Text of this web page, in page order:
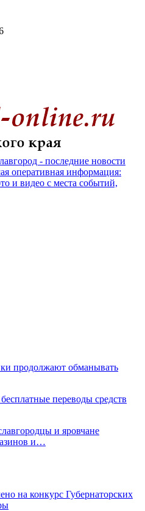
- последние новости
оперативная информация:
и видео с места событий,
продолжают обманывать
переводы средств
и яровчане
и…
на конкурс Губернаторских